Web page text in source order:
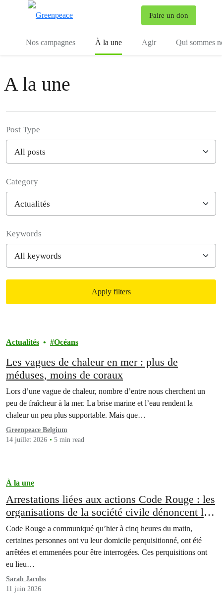
Faire un don
Nos campagnes À la une Agir Qui sommes
A la une
Post Type
Category
Keywords
Apply filters
Actualités Océans
Les vagues de chaleur en mer : plus de
méduses, moins de coraux
Lors d’une vague de chaleur, nombre d’entre nous cherchent un
peu de fraîcheur à la mer. La brise marine et l’eau rendent la
chaleur un peu plus supportable. Mais que…
Greenpeace Belgium
14 juillet 2026
5 min read
À la une
Arrestations liées aux actions Code Rouge : les
organisations de la société civile dénoncent la
criminalisation des mouvements sociaux
Code Rouge a communiqué qu’hier à cinq heures du matin,
certaines personnes ont vu leur domicile perquisitionné, ont été
arrêtées et emmenées pour être interrogées. Ces perquisitions ont
eu lieu…
Sarah Jacobs
11 juin 2026